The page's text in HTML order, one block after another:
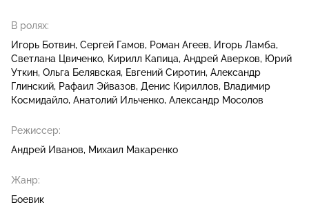
В ролях:
Игорь Ботвин Сергей Гамов Роман Агеев
Игорь Ламба
Светлана Цвиченко Кирилл Капица Андрей Аверков
Юрий
Уткин Ольга Белявская Евгений Сиротин Александр
Глинский Рафаил Эйвазов Денис Кириллов
Владимир
Космидайло Анатолий Ильченко Александр Мосолов
Режиссер:
Андрей Иванов
Михаил Макаренко
Жанр:
Боевик